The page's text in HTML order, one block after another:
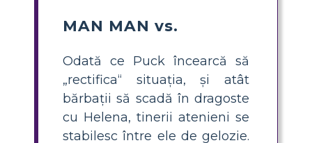
MAN MAN vs.
Odată ce Puck încearcă să
„rectifica“ situația, și atât
bărbații să scadă în dragoste
cu Helena, tinerii atenieni se
stabilesc între ele de gelozie.